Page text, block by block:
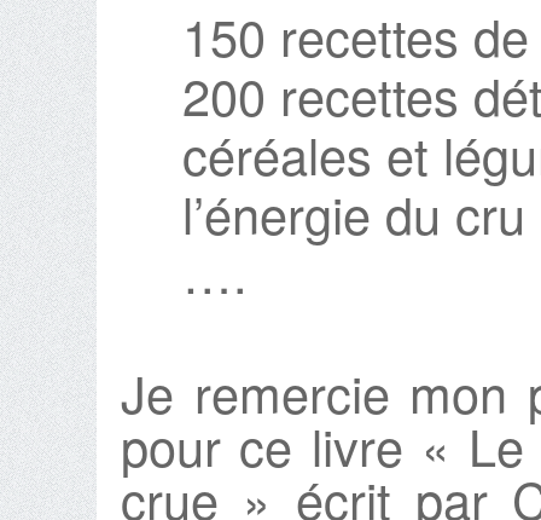
150 recettes
200 recettes
céréales et
l’énergie du cru
….
Je remercie mon
pour ce livre «
crue » écrit par